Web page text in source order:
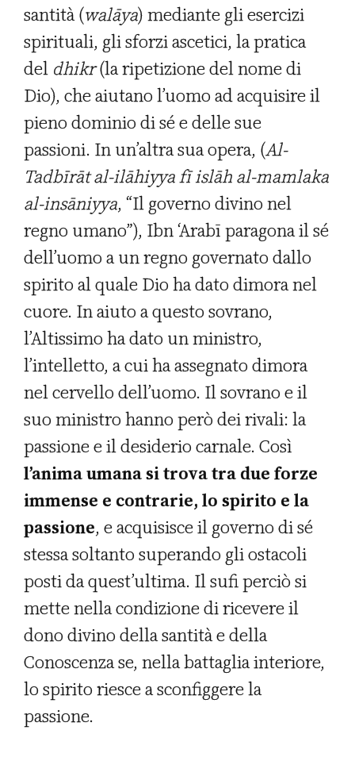
santità (walāya) mediante gli esercizi
spirituali, gli sforzi ascetici, la pratica
del dhikr(la ripetizione del nome di
Dio), che aiutano l’uomo ad acquisire il
pieno dominio di sé e delle sue
passioni. In un’altra sua opera, (Al-
Tadbīrāt al-ilāhiyya fī islāh al-mamlaka
al-insāniyya, “Il governo divino nel
regno umano”), Ibn ‘Arabī paragona il sé
dell’uomo a un regno governato dallo
spirito al quale Dio ha dato dimora nel
cuore. In aiuto a questo sovrano,
l’Altissimo ha dato un ministro,
l’intelletto, a cui ha assegnato dimora
nel cervello dell’uomo. Il sovrano e il
suo ministro hanno però dei rivali: la
passione e il desiderio carnale. Così
l’anima umana si trova tra due forze
immense e contrarie, lo spirito e la
passione, e acquisisce il governo di sé
stessa soltanto superando gli ostacoli
posti da quest’ultima. Il sufi perciò si
mette nella condizione di ricevere il
dono divino della santità e della
Conoscenza se, nella battaglia interiore,
lo spirito riesce a sconfiggere la
passione.